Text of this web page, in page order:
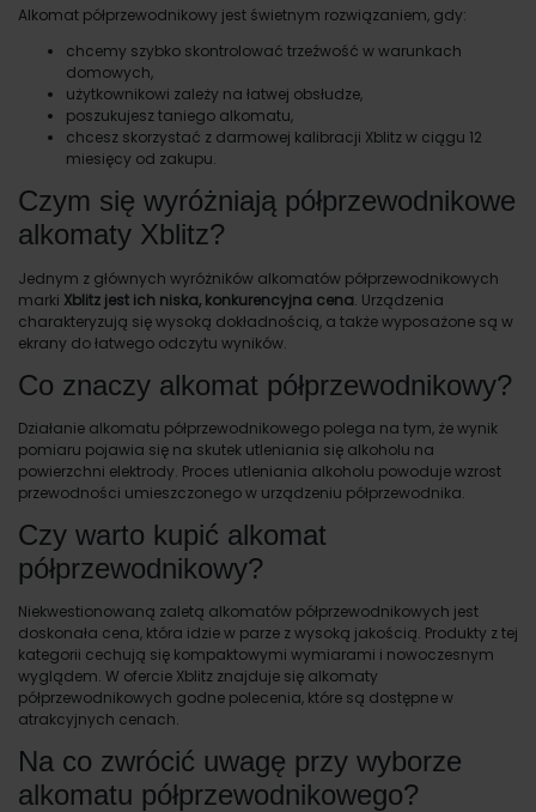
Alkomat półprzewodnikowy jest świetnym rozwiązaniem, gdy:
chcemy szybko skontrolować trzeźwość w warunkach
domowych,
użytkownikowi zależy na łatwej obsłudze,
poszukujesz taniego alkomatu,
chcesz skorzystać z darmowej kalibracji Xblitz w ciągu 12
miesięcy od zakupu.
Czym się wyróżniają półprzewodnikowe
alkomaty Xblitz?
Jednym z głównych wyróżników alkomatów półprzewodnikowych
marki Xblitz jest ich niska, konkurencyjna cena. Urządzenia
charakteryzują się wysoką dokładnością, a także wyposażone są w
ekrany do łatwego odczytu wyników.
Co znaczy alkomat półprzewodnikowy?
Działanie alkomatu półprzewodnikowego polega na tym, że wynik
pomiaru pojawia się na skutek utleniania się alkoholu na
powierzchni elektrody. Proces utleniania alkoholu powoduje wzrost
przewodności umieszczonego w urządzeniu półprzewodnika.
Czy warto kupić alkomat
półprzewodnikowy?
Niekwestionowaną zaletą alkomatów półprzewodnikowych jest
doskonała cena, która idzie w parze z wysoką jakością. Produkty z tej
kategorii cechują się kompaktowymi wymiarami i nowoczesnym
wyglądem. W ofercie Xblitz znajduje się alkomaty
półprzewodnikowych godne polecenia, które są dostępne w
atrakcyjnych cenach.
Na co zwrócić uwagę przy wyborze
alkomatu półprzewodnikowego?